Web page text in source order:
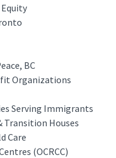
BC
Organizations
Serving Immigrants
Houses
Care
(OCRCC)